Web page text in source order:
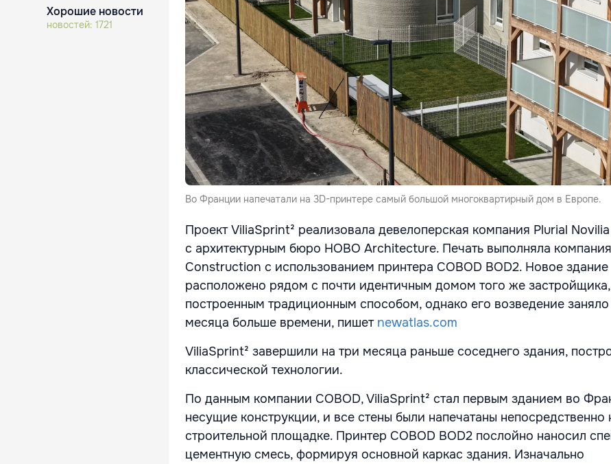
Хорошие новости
новостей: 1721
Во Франции напечатали на 3D-принтере самый большой многоквартирный дом в Европе.
Проект ViliaSprint² реализовала девелоперская компания Plurial
с архитектурным бюро HOBO Architecture. Печать выполняла
Construction с использованием принтера COBOD BOD2. Новое здание
расположено рядом с почти идентичным домом того же застройщика,
построенным традиционным способом, однако его возведение заняло
месяца больше времени, пишет newatlas.com
ViliaSprint² завершили на три месяца раньше соседнего здания,
классической технологии.
По данным компании COBOD, ViliaSprint² стал первым зданием во
несущие конструкции, и все стены были напечатаны непосредственно
строительной площадке. Принтер COBOD BOD2 послойно наносил
цементную смесь, формируя основной каркас здания. Изначально